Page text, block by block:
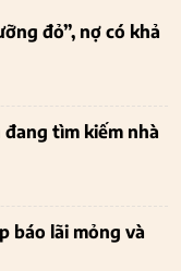
đỏ”, nợ có khả
tìm kiếm nhà
báo lãi mỏng và